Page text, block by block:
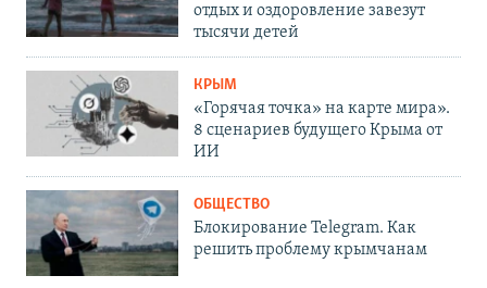
отдых и оздоровление завезут
тысячи детей
КРЫМ
«Горячая точка» на карте мира».
8 сценариев будущего Крыма от
ИИ
ОБЩЕСТВО
Блокирование Telegram. Как
решить проблему крымчанам